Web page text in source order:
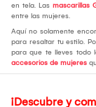
en tela. Las mascarillas
entre las mujeres.
Aquí no solamente
para resaltar tu estilo.
para que te lleves todo
accesorios de mujeres
¡Descubre y